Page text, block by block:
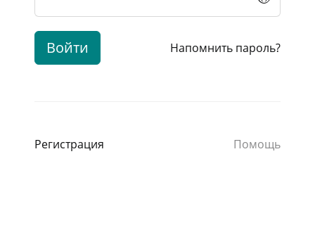
Войти Напомнить пароль?
Регистрация Помощь